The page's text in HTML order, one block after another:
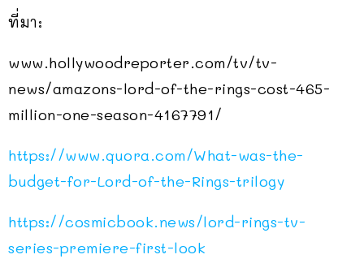
ที่มา:
www.hollywoodreporter.com/tv/tv-
news/amazons-lord-of-the-rings-cost-465-
million-one-season-4167791/
https://www.quora.com/What-was-the-
budget-for-Lord-of-the-Rings-trilogy
https://cosmicbook.news/lord-rings-tv-
series-premiere-first-look